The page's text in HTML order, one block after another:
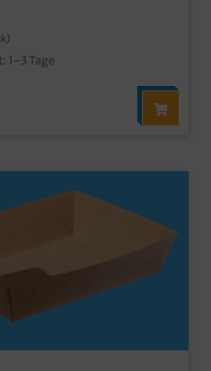
1-3 Tage